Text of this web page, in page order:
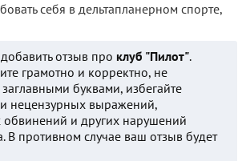
себя в дельтапланерном спорте,
отзыв про клуб "Пилот".
грамотно и корректно, не
буквами, избегайте
нецензурных выражений,
и других нарушений
В противном случае ваш отзыв будет